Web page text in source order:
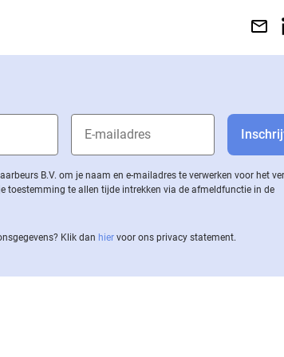
B.V. om je naam en e-mailadres te verwerken voor het
toestemming te allen tijde intrekken via de af­meld­func­tie in de
Klik dan hier voor ons privacy statement.